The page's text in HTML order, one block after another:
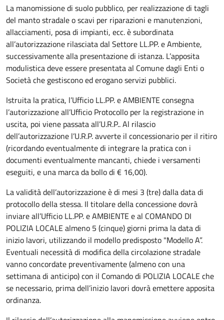
La manomissione di suolo pubblico, per realizzazione di tagli
del manto stradale o scavi per riparazioni e manutenzioni,
allacciamenti, posa di impianti, ecc. è subordinata
all’autorizzazione rilasciata dal Settore LL.PP. e Ambiente,
successivamente alla presentazione di istanza. L’apposita
modulistica deve essere presentata al Comune dagli Enti o
Società che gestiscono ed erogano servizi pubblici.
Istruita la pratica, l’Ufficio LL.PP. e AMBIENTE consegna
l’autorizzazione all’Ufficio Protocollo per la registrazione in
uscita, poi viene passata all’U.R.P.. Al rilascio
dell’autorizzazione l’U.R.P. avverte il concessionario per il ritiro
(ricordando eventualmente di integrare la pratica con i
documenti eventualmente mancanti, chiede i versamenti
eseguiti, e una marca da bollo di € 16,00).
La validità dell’autorizzazione è di mesi 3 (tre) dalla data di
protocollo della stessa. Il titolare della concessione dovrà
inviare all’Ufficio LL.PP. e AMBIENTE e al COMANDO DI
POLIZIA LOCALE almeno 5 (cinque) giorni prima la data di
inizio lavori, utilizzando il modello predisposto "Modello A”.
Eventuali necessità di modifica della circolazione stradale
vanno concordate preventivamente (almeno con una
settimana di anticipo) con il Comando di POLIZIA LOCALE che
se necessario, prima dell’inizio lavori dovrà emettere apposita
ordinanza.